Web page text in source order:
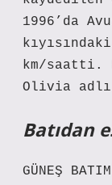
1996’da
km/saatti.
Olivia
Batıdan
GÜNEŞ